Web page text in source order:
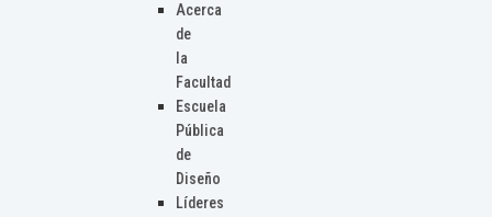
Acerca
de
la
Facultad
Escuela
Pública
de
Diseño
Líderes